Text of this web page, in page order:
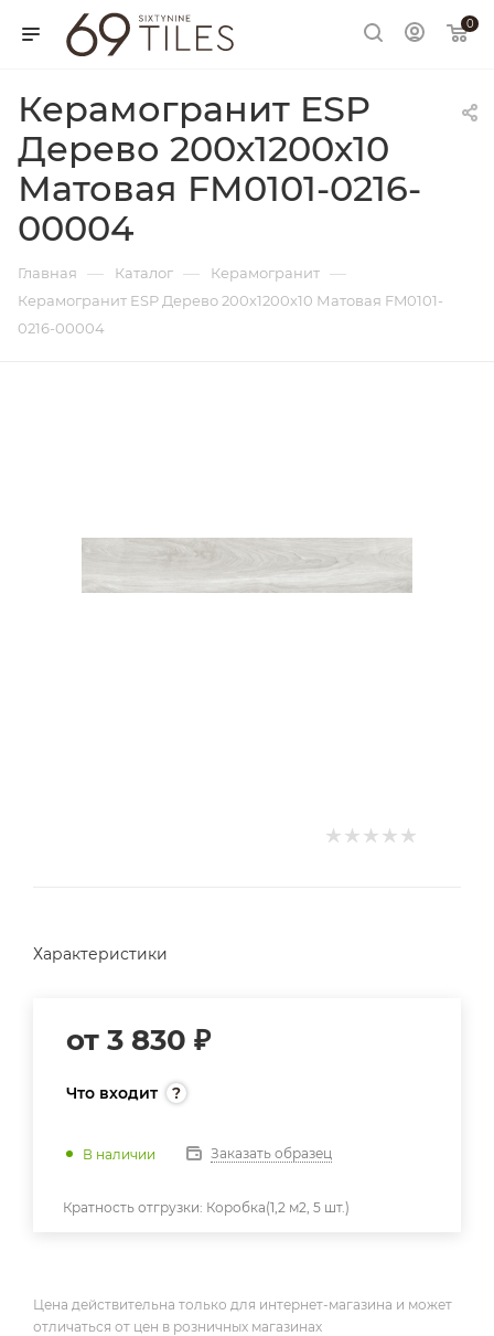
0
Керамогранит ESP
Дерево 200х1200х10
Матовая FM0101-0216-
00004
Главная — Каталог — Керамогранит —
Керамогранит ESP Дерево 200х1200х10 Матовая FM0101-
0216-00004
Характеристики
от 3 830 ₽
Что входит
В наличии Заказать образец
Кратность отгрузки: Коробка(1,2 м2, 5 шт.)
Цена действительна только для интернет-магазина и может
отличаться от цен в розничных магазинах